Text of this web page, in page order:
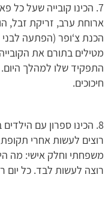
7. הכינו קובייה שעל כל
ארוחת ערב, זריקת זבל,
הכנת צ‘ופר (הפתעה
מטילים בתורם את
התפקיד שלו למהלך
חיכוכים.
8. הכינו ספרון עם
רוצים לעשות אחרי
משפחתי וחלק אישי: מה
רוצה לעשות לבד. כל